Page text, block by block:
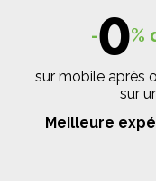
-0%
sur mobile après
sur
Meilleure